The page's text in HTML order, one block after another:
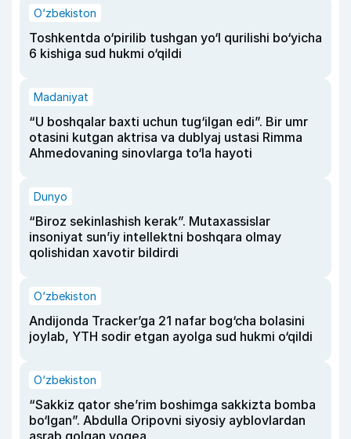
O‘zbekiston
Toshkentda o‘pirilib tushgan yo‘l qurilishi bo‘yicha
6 kishiga sud hukmi o‘qildi
Madaniyat
“U boshqalar baxti uchun tug‘ilgan edi”. Bir umr
otasini kutgan aktrisa va dublyaj ustasi Rimma
Ahmedovaning sinovlarga to‘la hayoti
Dunyo
“Biroz sekinlashish kerak”. Mutaxassislar
insoniyat sun’iy intellektni boshqara olmay
qolishidan xavotir bildirdi
O‘zbekiston
Andijonda Tracker’ga 21 nafar bog‘cha bolasini
joylab, YTH sodir etgan ayolga sud hukmi o‘qildi
O‘zbekiston
“Sakkiz qator she’rim boshimga sakkizta bomba
bo‘lgan”. Abdulla Oripovni siyosiy ayblovlardan
asrab qolgan voqea